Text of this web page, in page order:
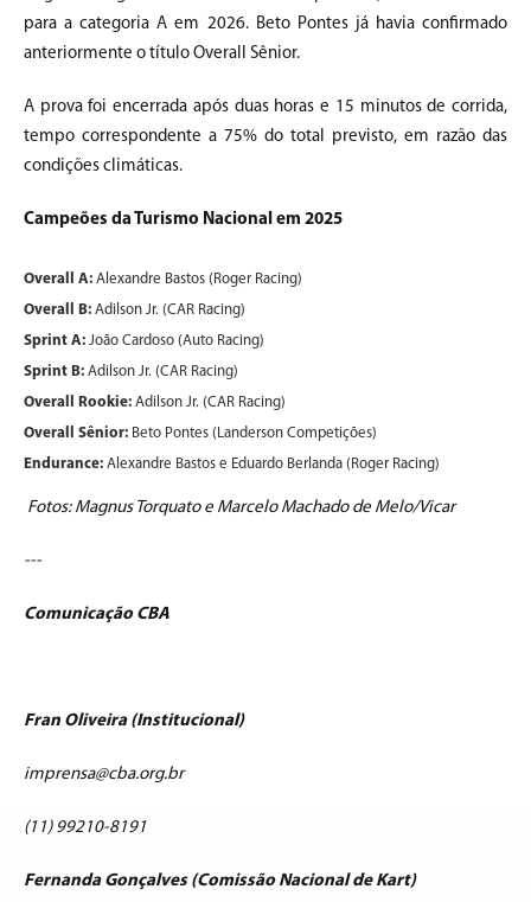
para a categoria A em 2026. Beto Pontes já havia confirmado
anteriormente o título Overall Sênior.
A prova foi encerrada após duas horas e 15 minutos de corrida,
tempo correspondente a 75% do total previsto, em razão das
condições climáticas.
Campeões da Turismo Nacional em 2025
Overall A: Alexandre Bastos (Roger Racing)
Overall B: Adilson Jr. (CAR Racing)
Sprint A: João Cardoso (Auto Racing)
Sprint B: Adilson Jr. (CAR Racing)
Overall Rookie: Adilson Jr. (CAR Racing)
Overall Sênior: Beto Pontes (Landerson Competições)
Endurance: Alexandre Bastos e Eduardo Berlanda (Roger Racing)
Fotos: Magnus Torquato e Marcelo Machado de Melo/Vicar
---
Comunicação CBA
Fran Oliveira (Institucional)
imprensa@cba.org.br
(11) 99210-8191
Fernanda Gonçalves (Comissão Nacional de Kart)